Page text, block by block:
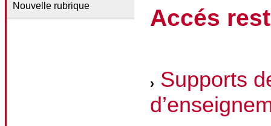
Nouvelle rubrique Accés
Supports